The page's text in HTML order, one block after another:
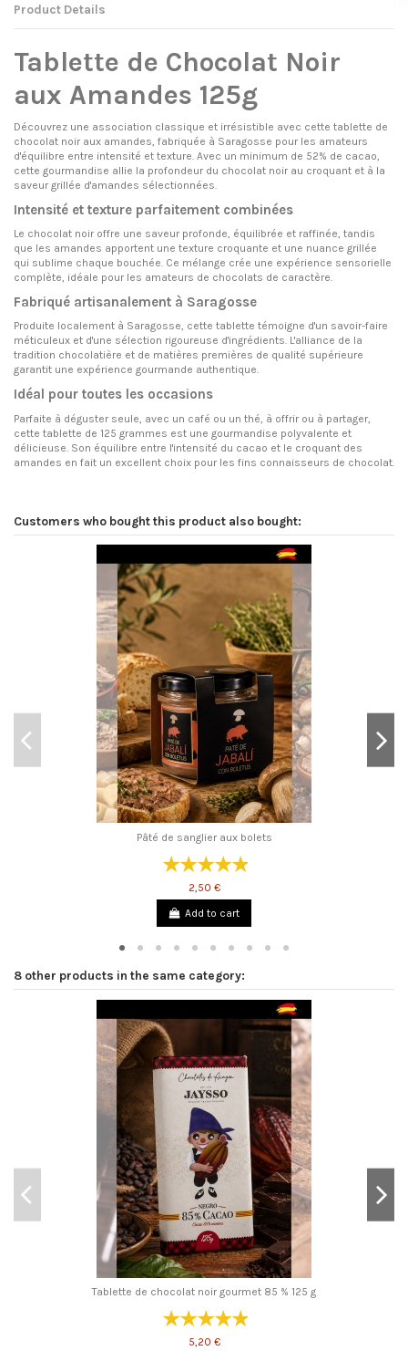
Product Details
Tablette de Chocolat Noir
aux Amandes 125g
Découvrez une association classique et irrésistible avec cette tablette de
chocolat noir aux amandes, fabriquée à Saragosse pour les amateurs
d'équilibre entre intensité et texture. Avec un minimum de 52% de cacao,
cette gourmandise allie la profondeur du chocolat noir au croquant et à la
saveur grillée d'amandes sélectionnées.
Intensité et texture parfaitement combinées
Le chocolat noir offre une saveur profonde, équilibrée et raffinée, tandis
que les amandes apportent une texture croquante et une nuance grillée
qui sublime chaque bouchée. Ce mélange crée une expérience sensorielle
complète, idéale pour les amateurs de chocolats de caractère.
Fabriqué artisanalement à Saragosse
Produite localement à Saragosse, cette tablette témoigne d'un savoir-faire
méticuleux et d'une sélection rigoureuse d'ingrédients. L'alliance de la
tradition chocolatière et de matières premières de qualité supérieure
garantit une expérience gourmande authentique.
Idéal pour toutes les occasions
Parfaite à déguster seule, avec un café ou un thé, à offrir ou à partager,
cette tablette de 125 grammes est une gourmandise polyvalente et
délicieuse. Son équilibre entre l'intensité du cacao et le croquant des
amandes en fait un excellent choix pour les fins connaisseurs de chocolat.
Customers who bought this product also bought:
Pâté de sanglier aux bolets
2,50 €
Add to cart
8 other products in the same category:
Tablette de chocolat noir gourmet 85 % 125 g
5,20 €